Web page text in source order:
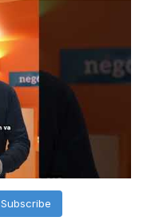
Subscribe